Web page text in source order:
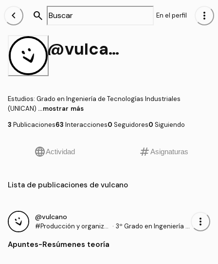
chevron_left search En el perfil more_vert
@vulcano
Estudios: Grado en Ingeniería de Tecnologías Industriales
(UNICAN) ...mostrar más
3 Publicaciones63 Interacciones0 Seguidores0 Siguiendo
languageActividad tagAsignaturas
Lista de publicaciones de vulcano
@vulcano
#Producción y organiza · 3º Grado en Ingeniería d
more_vert
Apuntes-Resúmenes teoría